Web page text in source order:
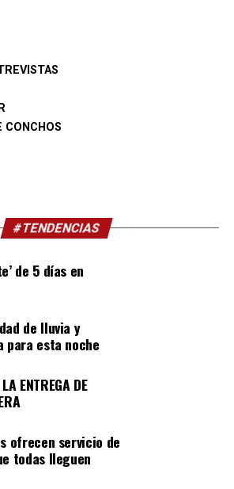
34 organizaciones civiles activas en
20 ya confirmaron su
edición del FECHAC Fest.
CONCHOS
#TENDENCIAS
de 5 días en
de lluvia y
esta noche
ENTREGA DE
ofrecen servicio de
todas lleguen